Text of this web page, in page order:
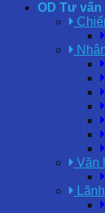
OD Tư vấn
Văn